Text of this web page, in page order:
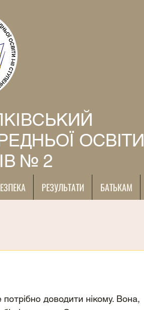
ОСВІТИ
№ 2
РЕЗУЛЬТАТИ БАТЬКАМ
доводити нікому. Вона,